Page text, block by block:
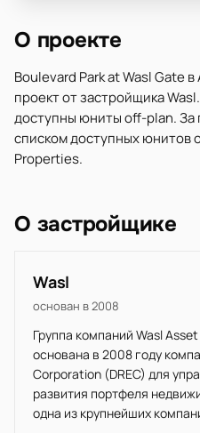
О проекте
Boulevard Park at Wasl Gate
проект от застройщика
доступны юниты off-plan. За
списком доступных юнитов
Properties.
О застройщике
Wasl
основан в 2008
Группа компаний Wasl
основана в 2008 году
Corporation (DREC) для
развития портфеля
одна из крупнейших